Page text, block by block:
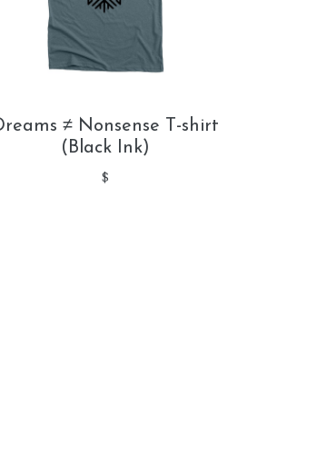
≠ Nonsense T-shirt
(Black Ink)
$